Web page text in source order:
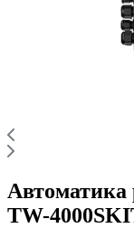
Автоматика
TW-